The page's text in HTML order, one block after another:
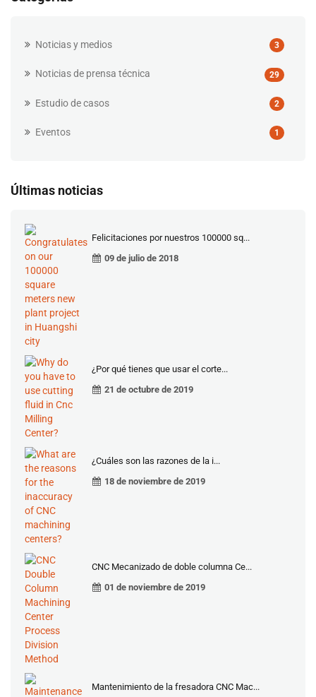
Noticias y medios 3
Noticias de prensa técnica 29
Estudio de casos 2
Eventos 1
Últimas noticias
Felicitaciones por nuestros 100000 sq...
09 de julio de 2018
¿Por qué tienes que usar el corte...
21 de octubre de 2019
¿Cuáles son las razones de la i...
18 de noviembre de 2019
CNC Mecanizado de doble columna Ce...
01 de noviembre de 2019
Mantenimiento de la fresadora CNC Mac...